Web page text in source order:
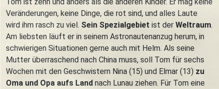
Veränderungen, keine Dinge, die rot sind, und alles Laute
wird ihm rasch zu viel. Sein Spezialgebiet ist der Weltraum.
Am liebsten läuft er in seinem Astronautenanzug herum, in
schwierigen Situationen gerne auch mit Helm. Als seine
Mutter überraschend nach China muss, soll Tom für sechs
Wochen mit den Geschwistern Nina (15) und Elmar (13) zu
Oma und Opa aufs Land nach Lunau ziehen. Für Tom eine